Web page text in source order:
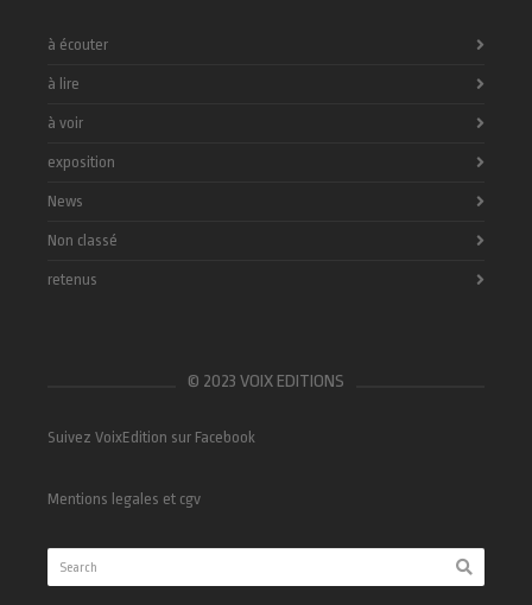
à écouter
à lire
à voir
exposition
News
Non classé
retenus
© 2023 VOIX EDITIONS
Suivez VoixEdition sur Facebook
Mentions legales et cgv